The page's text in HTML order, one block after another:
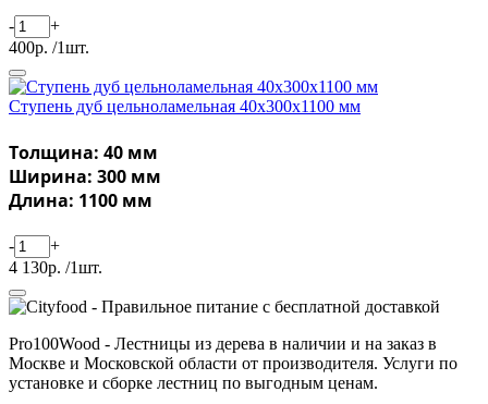
-
+
400р. /1шт.
Ступень дуб цельноламельная 40х300х1100 мм
Толщина: 40 мм
Ширина: 300 мм
Длина: 1100 мм
-
+
4 130р. /1шт.
Pro100Wood - Лестницы из дерева в наличии и на заказ в
Москве и Московской области от производителя. Услуги по
установке и сборке лестниц по выгодным ценам.